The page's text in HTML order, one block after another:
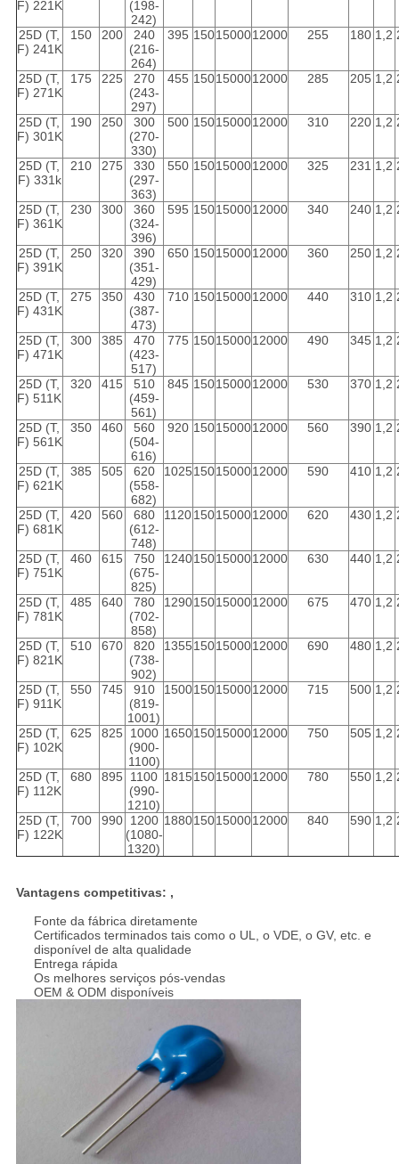
F) 221K
(198-
242)
25D (T,
F) 241K
150 200
240
(216-
264)
395 1501500012000 255 180 1,2
25D (T,
F) 271K
175 225
270
(243-
297)
455 1501500012000 285 205 1,2
25D (T,
F) 301K
190 250
300
(270-
330)
500 1501500012000 310 220 1,2
25D (T,
F) 331k
210 275
330
(297-
363)
550 1501500012000 325 231 1,2
25D (T,
F) 361K
230 300
360
(324-
396)
595 1501500012000 340 240 1,2
25D (T,
F) 391K
250 320
390
(351-
429)
650 1501500012000 360 250 1,2
25D (T,
F) 431K
275 350
430
(387-
473)
710 1501500012000 440 310 1,2
25D (T,
F) 471K
300 385
470
(423-
517)
775 1501500012000 490 345 1,2
25D (T,
F) 511K
320 415
510
(459-
561)
845 1501500012000 530 370 1,2
25D (T,
F) 561K
350 460
560
(504-
616)
920 1501500012000 560 390 1,2
25D (T,
F) 621K
385 505
620
(558-
682)
10251501500012000 590 410 1,2
25D (T,
F) 681K
420 560
680
(612-
748)
11201501500012000 620 430 1,2
25D (T,
F) 751K
460 615
750
(675-
825)
12401501500012000 630 440 1,2
25D (T,
F) 781K
485 640
780
(702-
858)
12901501500012000 675 470 1,2
25D (T,
F) 821K
510 670
820
(738-
902)
13551501500012000 690 480 1,2
25D (T,
F) 911K
550 745
910
(819-
1001)
15001501500012000 715 500 1,2
25D (T,
F) 102K
625 825
1000
(900-
1100)
16501501500012000 750 505 1,2
25D (T,
F) 112K
680 895
1100
(990-
1210)
18151501500012000 780 550 1,2
25D (T,
F) 122K
700 990 1200
(1080-
1320)
18801501500012000 840 590 1,2
Vantagens competitivas: ,
Fonte da fábrica diretamente
Certificados terminados tais como o UL, o VDE, o GV, etc. e
disponível de alta qualidade
Entrega rápida
Os melhores serviços pós-vendas
OEM & ODM disponíveis